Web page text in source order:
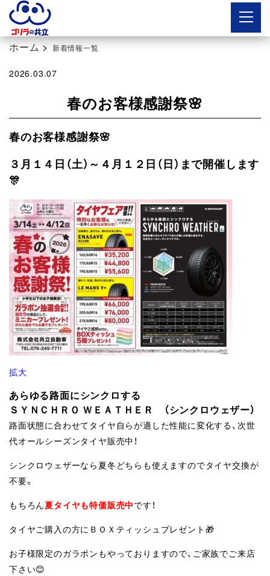
ボタン
ホーム>新着情報一覧
2026.03.07
春のお客様感謝祭🌸
春のお客様感謝祭🌸
３月１４日（土）～４月１２日（日）まで開催します
🎊
拡大
あらゆる路面にシンクロする
ＳＹＮＣＨＲＯ ＷＥＡＴＨＥＲ （シンクロウェザー）
路面状態に合わせてタイヤ自らが適した性能に変化する、次世
代オールシーズンタイヤ販売中！
シンクロウェザーなら夏冬どちらも使えますのでタイヤ交換が
不要。
もちろん夏タイヤも特価販売中です！
タイヤご購入の方にＢＯＸティッシュプレゼント🎁
お子様限定のガラポンもやっておりますので、ご家族でご来店
下さい😊